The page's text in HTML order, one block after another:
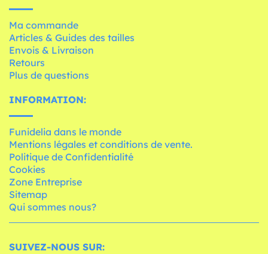
Ma commande
Articles & Guides des tailles
Envois & Livraison
Retours
Plus de questions
INFORMATION:
Funidelia dans le monde
Mentions légales et conditions de vente.
Politique de Confidentialité
Cookies
Zone Entreprise
Sitemap
Qui sommes nous?
SUIVEZ-NOUS SUR: